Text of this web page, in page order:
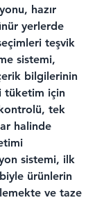
hazır
yerlerde
teşvik
sistemi,
bilgilerinin
tüketim için
tek
halinde
sistemi, ilk
ürünlerin
ve taze